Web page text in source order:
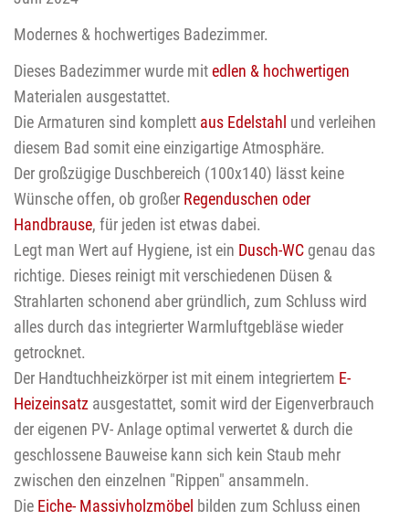
Modernes & hochwertiges Badezimmer.
Dieses Badezimmer wurde mitedlen & hochwertigen
Materialen ausgestattet.
Die Armaturen sind komplett aus Edelstahl und verleihen
diesem Bad somit eine einzigartige Atmosphäre.
Der großzügige Duschbereich (100x140) lässt keine
Wünsche offen, ob großer Regenduschen oder
Handbrause, für jeden ist etwas dabei.
Legt man Wert auf Hygiene, ist ein Dusch-WC genau das
richtige. Dieses reinigt mit verschiedenen Düsen &
Strahlarten schonend aber gründlich, zum Schluss wird
alles durch das integrierter Warmluftgebläse wieder
getrocknet.
Der Handtuchheizkörper ist mit einem integriertem E-
Heizeinsatz ausgestattet, somit wird der Eigenverbrauch
der eigenen PV- Anlage optimal verwertet & durch die
geschlossene Bauweise kann sich kein Staub mehr
zwischen den einzelnen "Rippen" ansammeln.
Die Eiche- Massivholzmöbel bilden zum Schluss einen